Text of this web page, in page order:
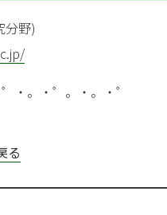
分野)
・゜。・。・゜
る